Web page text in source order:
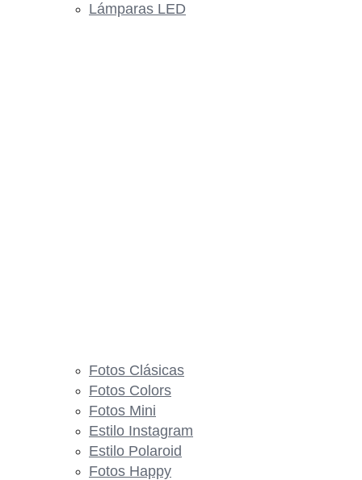
Lámparas LED
Fotos Clásicas
Fotos Colors
Fotos Mini
Estilo Instagram
Estilo Polaroid
Fotos Happy